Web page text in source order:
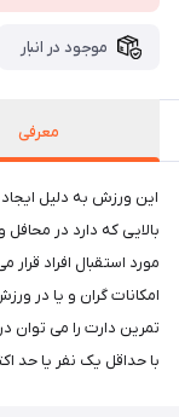
موجود در انبار
معرفی
این ورزش به دلیل
بالایی که دارد در
مورد استقبال افراد
امکانات گران و یا در
تمرین دارت را می توان
با حداقل یک نفر یا حد